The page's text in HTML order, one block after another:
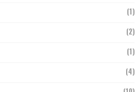
(1)
(2)
(1)
(4)